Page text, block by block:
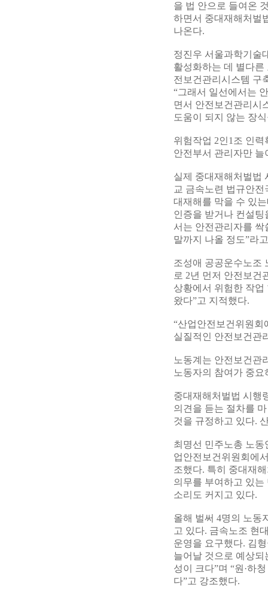
을 법 안으로 들여온
하면서 중대재해처벌
나온다.
정진우 서울과학기술
활성화하는 데 별다
전보건관리시스템 구
“그래서 일선에서는
면서 안전보건관리시
도움이 되지 않는 장
위험작업 2인1조 인력
안전부서 관리자만 늘
실제 중대재해처벌법
교 금속노련 법규안
대재해를 막을 수 있
인증을 받거나 컨설
서는 안전관리자를
말까지 나올 정도”라
조성애 공공운수노조
로 2년 먼저 안전보건
상황에서 위험한 작
왔다”고 지적했다.
“산업안전보건위원회
실질적인 안전보건관
노동계는 안전보건관
노동자의 참여가 중
중대재해처벌법 시행
의견을 듣는 절차를
것을 규정하고 있다.
최명선 민주노총 노동
업안전보건위원회에
조했다. 특히 중대재
의무를 부여하고 있는
소리도 커지고 있다.
올해 벌써 4명의 노동
고 있다. 금속노조 현
운영을 요구했다. 김
늘어날 것으로 예상
성이 크다”며 “원·하
다”고 강조했다.